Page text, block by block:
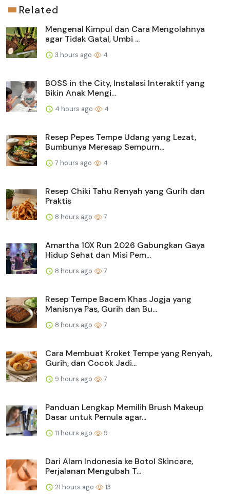
Related
Mengenal Kimpul dan Cara Mengolahnya
agar Tidak Gatal, Umbi ...
3 hours ago 4
BOSS in the City, Instalasi Interaktif yang
Bikin Anak Mengi...
4 hours ago 4
Resep Pepes Tempe Udang yang Lezat,
Bumbunya Meresap Sempurn...
7 hours ago 4
Resep Chiki Tahu Renyah yang Gurih dan
Praktis
8 hours ago 7
Amartha 10X Run 2026 Gabungkan Gaya
Hidup Sehat dan Misi Pem...
8 hours ago 7
Resep Tempe Bacem Khas Jogja yang
Manisnya Pas, Gurih dan Bu...
8 hours ago 7
Cara Membuat Kroket Tempe yang Renyah,
Gurih, dan Cocok Jadi...
9 hours ago 7
Panduan Lengkap Memilih Brush Makeup
Dasar untuk Pemula agar...
11 hours ago 9
Dari Alam Indonesia ke Botol Skincare,
Perjalanan Mengubah T...
21 hours ago 13